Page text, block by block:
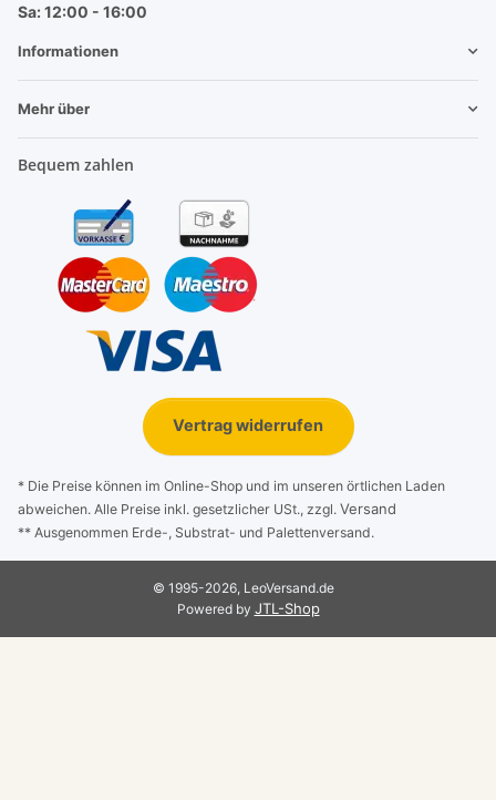
Sa: 12:00 - 16:00
Informationen
Mehr über
Bequem zahlen
Vertrag widerrufen
* Die Preise können im Online-Shop und im unseren örtlichen Laden
abweichen. Alle Preise inkl. gesetzlicher USt., zzgl. Versand
** Ausgenommen Erde-, Substrat- und Palettenversand.
© 1995-2026, LeoVersand.de
Powered by JTL-Shop